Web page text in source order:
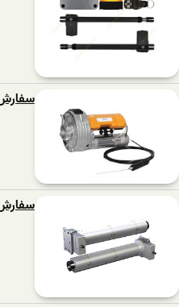
سفارش
سفارش